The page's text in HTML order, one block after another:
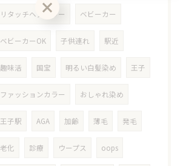
リタッチヘアカラー ベビーカー
ベビーカーOK 子供連れ 駅近
趣味活 国宝 明るい白髪染め 王子
ファッションカラー おしゃれ染め
王子駅 AGA 加齢 薄毛 発毛
老化 診療 ウープス oops
クーポン一覧はこちら
お問い合わせはこちら